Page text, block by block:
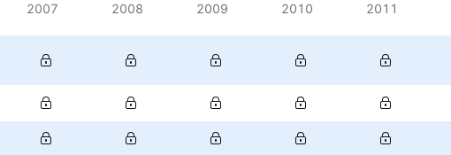
2007 2008 2009 2010 2011